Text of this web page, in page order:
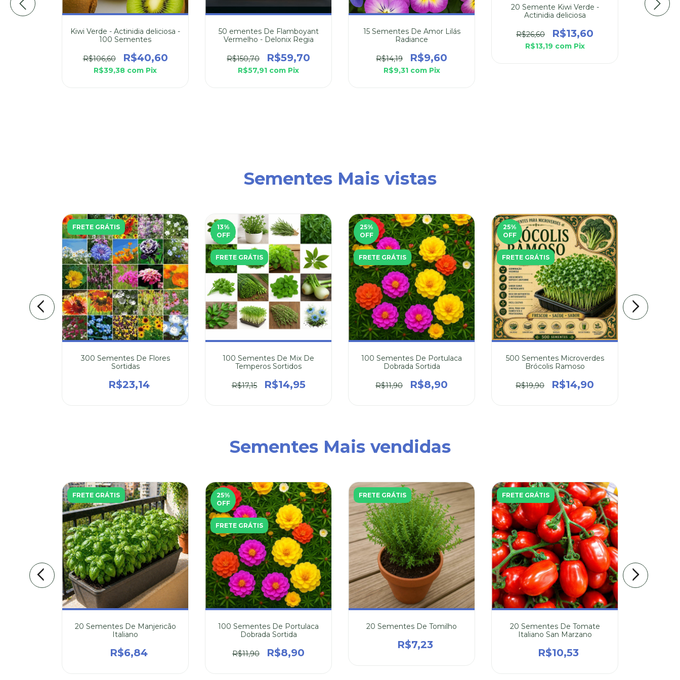
Kiwi Verde - Actinidia deliciosa -
100 Sementes
R$106,60 R$40,60
R$39,38 com Pix
50 ementes De Flamboyant
Vermelho - Delonix Regia
R$150,70 R$59,70
R$57,91 com Pix
15 Sementes De Amor Lilás
Radiance
R$14,19 R$9,60
R$9,31 com Pix
20 Semente Kiwi Verde -
Actinidia deliciosa
R$26,60 R$13,60
R$13,19 com Pix
Sementes Mais vistas
FRETE GRÁTIS
300 Sementes De Flores
Sortidas
R$23,14
13%
OFF
FRETE GRÁTIS
100 Sementes De Mix De
Temperos Sortidos
R$17,15 R$14,95
25%
OFF
FRETE GRÁTIS
100 Sementes De Portulaca
Dobrada Sortida
R$11,90 R$8,90
25%
OFF
FRETE GRÁTIS
500 Sementes Microverdes
Brócolis Ramoso
R$19,90 R$14,90
Sementes Mais vendidas
FRETE GRÁTIS
20 Sementes De Manjericão
Italiano
R$6,84
25%
OFF
FRETE GRÁTIS
100 Sementes De Portulaca
Dobrada Sortida
R$11,90 R$8,90
FRETE GRÁTIS
20 Sementes De Tomilho
R$7,23
FRETE GRÁTIS
20 Sementes De Tomate
Italiano San Marzano
R$10,53